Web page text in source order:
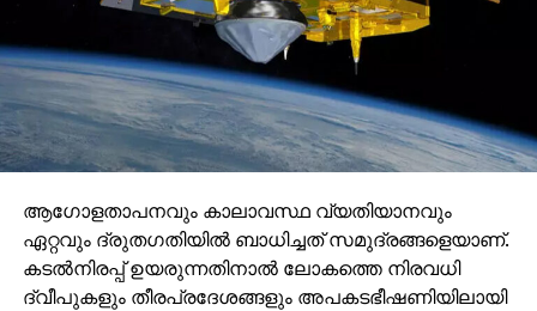
ആഗോളതാപനവും കാലാവസ്ഥ വ്യതിയാനവും
ഏറ്റവും ദ്രുതഗതിയില്‍ ബാധിച്ചത് സമുദ്രങ്ങളെയാണ്.
കടല്‍നിരപ്പ് ഉയരുന്നതിനാല്‍ ലോകത്തെ നിരവധി
ദ്വീപുകളും തീരപ്രദേശങ്ങളും അപകടഭീഷണിയിലായി